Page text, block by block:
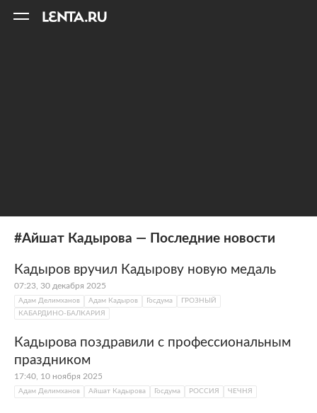
#Айшат Кадырова — Последние новости
Кадыров вручил Кадырову новую медаль
07:23, 30 декабря 2025
Адам Делимханов Адам Кадыров Госдума
ГРОЗНЫЙ
КАБАРДИНО-БАЛКАРИЯ
Кадырова поздравили с профессиональным
праздником
17:40, 10 ноября 2025
Адам Делимханов Айшат Кадырова Госдума РОССИЯ ЧЕЧНЯ